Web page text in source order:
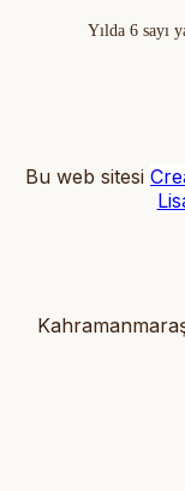
Yılda 6 sayı
Bu web sitesi